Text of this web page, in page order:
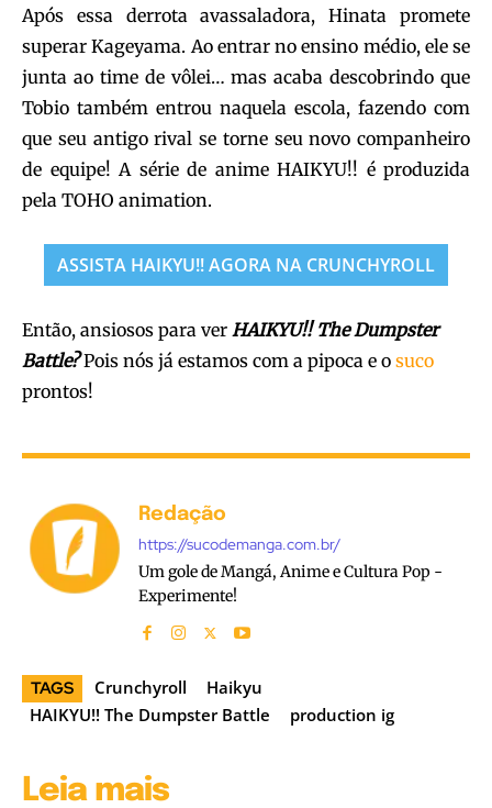
Após essa derrota avassaladora, Hinata promete
superar Kageyama. Ao entrar no ensino médio, ele se
junta ao time de vôlei… mas acaba descobrindo que
Tobio também entrou naquela escola, fazendo com
que seu antigo rival se torne seu novo companheiro
de equipe! A série de anime HAIKYU!! é produzida
pela TOHO animation.
ASSISTA HAIKYU!! AGORA NA CRUNCHYROLL
Então, ansiosos para ver HAIKYU!! The Dumpster
Battle?Pois nós já estamos com a pipoca e o suco
prontos!
Redação
https://sucodemanga.com.br/
Um gole de Mangá, Anime e Cultura Pop -
Experimente!
TAGS Crunchyroll
Haikyu
HAIKYU!! The Dumpster Battle
production ig
Leia mais